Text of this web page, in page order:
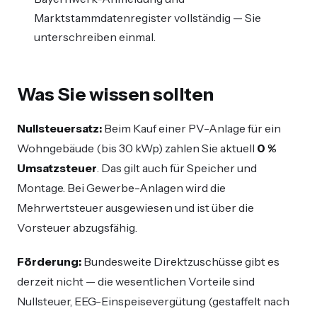
Marktstammdatenregister vollständig — Sie
unterschreiben einmal.
Was Sie wissen sollten
Nullsteuersatz: Beim Kauf einer PV-Anlage für ein
Wohngebäude (bis 30 kWp) zahlen Sie aktuell 0 %
Umsatzsteuer. Das gilt auch für Speicher und
Montage. Bei Gewerbe-Anlagen wird die
Mehrwertsteuer ausgewiesen und ist über die
Vorsteuer abzugsfähig.
Förderung: Bundesweite Direktzuschüsse gibt es
derzeit nicht — die wesentlichen Vorteile sind
Nullsteuer, EEG-Einspeisevergütung (gestaffelt nach